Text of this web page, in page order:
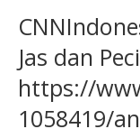
Jas dan
https://
1058419/